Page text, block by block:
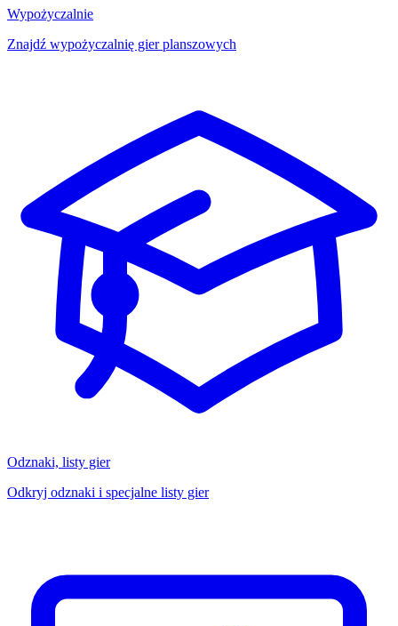
Wypożyczalnie
Znajdź wypożyczalnię gier planszowych
Odznaki, listy gier
Odkryj odznaki i specjalne listy gier